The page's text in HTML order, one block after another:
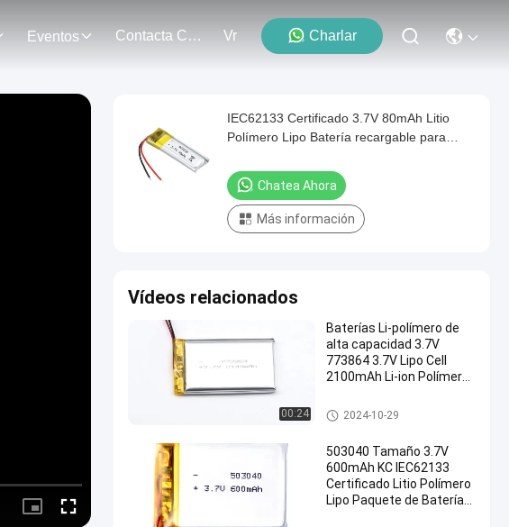
Eventos Contacta Con Nosotros Vr Charlar
Picture- Fullscreen
IEC62133 Certificado 3.7V 80mAh Litio
Polímero Lipo Batería recargable para
Chatea Ahora
Más información
Vídeos relacionados
00:24
Baterías Li-polímero de
alta capacidad 3.7V
773864 3.7V Lipo Cell
2100mAh Li-ion Polímero
dispositivo móvil
Batería del polímero de litio
2024-10-29
503040 Tamaño 3.7V
600mAh KC IEC62133
Certificado Litio Polímero
Lipo Paquete de Batería